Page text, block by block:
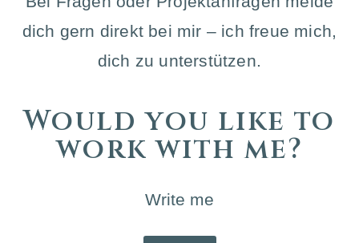
dich gern direkt bei mir – ich freue mich,
dich zu unterstützen.
Would you like to
work with me?
Write me